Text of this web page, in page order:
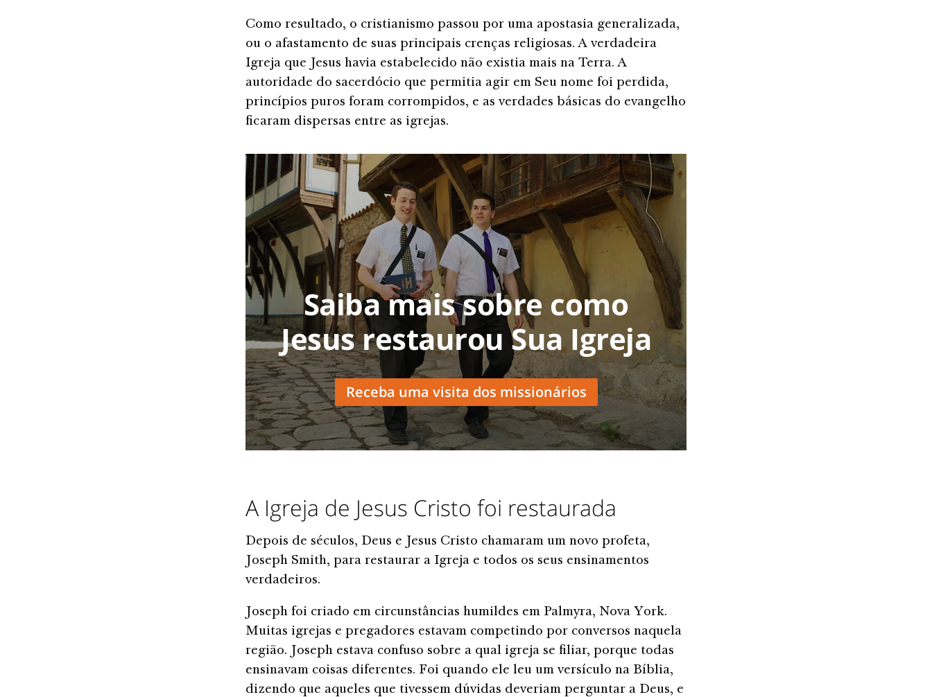
Como resultado, o cristianismo passou por uma apostasia generalizada,
ou o afastamento de suas principais crenças religiosas. A verdadeira
Igreja que Jesus havia estabelecido não existia mais na Terra. A
autoridade do sacerdócio que permitia agir em Seu nome foi perdida,
princípios puros foram corrompidos, e as verdades básicas do evangelho
ficaram dispersas entre as igrejas.
Saiba mais sobre como
Jesus restaurou Sua Igreja
Receba uma visita dos missionários
A Igreja de Jesus Cristo foi restaurada
Depois de séculos, Deus e Jesus Cristo chamaram um novo profeta,
Joseph Smith, para restaurar a Igreja e todos os seus ensinamentos
verdadeiros.
Joseph foi criado em circunstâncias humildes em Palmyra, Nova York.
Muitas igrejas e pregadores estavam competindo por conversos naquela
região. Joseph estava confuso sobre a qual igreja se filiar, porque todas
ensinavam coisas diferentes. Foi quando ele leu um versículo na Bíblia,
dizendo que aqueles que tivessem dúvidas deveriam perguntar a Deus, e